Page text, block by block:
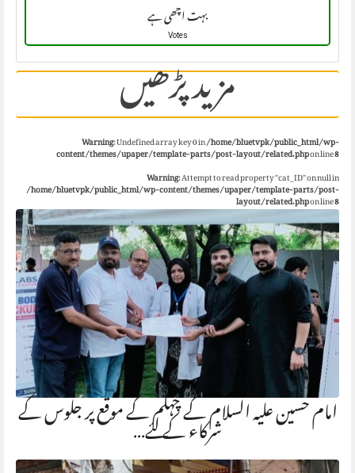
بہت اچھی ہے
Votes
مزید پڑھیں Warning: Undefined array key 0 in/home/bluetvpk/public_html/wp-
content/themes/upaper/template-parts/post-layout/related.phpon line8
Warning: Attempt to read property "cat_ID" on null in
/home/bluetvpk/public_html/wp-content/themes/upaper/template-parts/post-
layout/related.phpon line8
امام حسین علیہ السلام کے چہلم کے موقع پر جلوس کے
شرکاء کے لئے…